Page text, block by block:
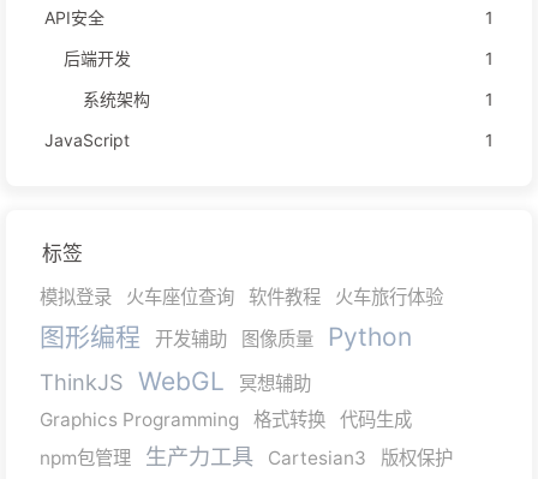
API安全
1
后端开发
1
系统架构
1
JavaScript
1
标签
模拟登录 火车座位查询 软件教程 火车旅行体验
图形编程 开发辅助 图像质量 Python
ThinkJS WebGL
冥想辅助
Graphics Programming
格式转换
代码生成
npm包管理
生产力工具 Cartesian3
版权保护